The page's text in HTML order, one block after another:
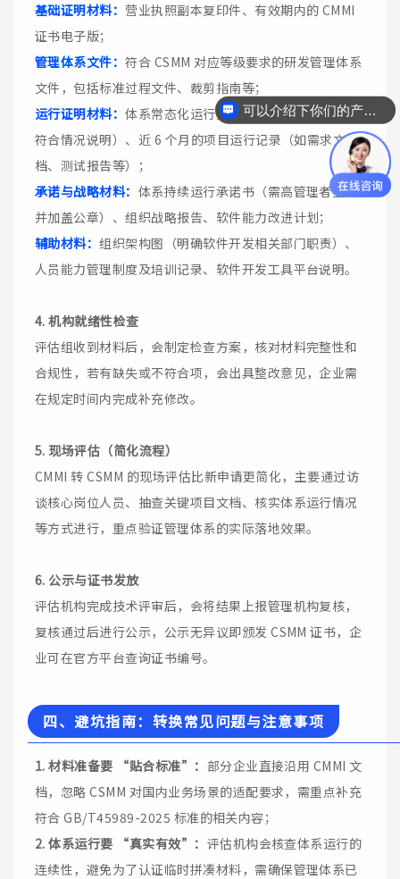
基础证明材料： 营业执照副本复印件、有效期内的 CMMI
证书电子版；
管理体系文件：符合 CSMM 对应等级要求的研发管理体系
文件，包括标准过程文件、裁剪指南等；
运行证明材料：体系常态化运行报告（含与 CSMM 标准的
符合情况说明）、近 6 个月的项目运行记录（如需求文
档、测试报告等）；
承诺与战略材料： 体系持续运行承诺书（需高管理者签名
并加盖公章）、组织战略报告、软件能力改进计划；
辅助材料：组织架构图（明确软件开发相关部门职责）、
人员能力管理制度及培训记录、软件开发工具平台说明。
4. 机构就绪性检查
评估组收到材料后，会制定检查方案，核对材料完整性和
合规性，若有缺失或不符合项，会出具整改意见，企业需
在规定时间内完成补充修改。
5. 现场评估（简化流程）
CMMI 转 CSMM 的现场评估比新申请更简化，主要通过访
谈核心岗位人员、抽查关键项目文档、核实体系运行情况
等方式进行，重点验证管理体系的实际落地效果。
6. 公示与证书发放
评估机构完成技术评审后，会将结果上报管理机构复核，
复核通过后进行公示，公示无异议即颁发 CSMM 证书，企
业可在官方平台查询证书编号。
四、避坑指南：转换常见问题与注意事项
1. 材料准备要 “贴合标准”： 部分企业直接沿用 CMMI 文
档，忽略 CSMM 对国内业务场景的适配要求，需重点补充
符合 GB/T45989-2025 标准的相关内容；
2. 体系运行要 “真实有效”： 评估机构会核查体系运行的
连续性，避免为了认证临时拼凑材料，需确保管理体系已
可以介绍下你们的产品么